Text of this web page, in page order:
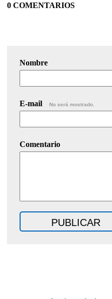
0 COMENTARIOS
Nombre
E-mail No será mostrado.
Comentario